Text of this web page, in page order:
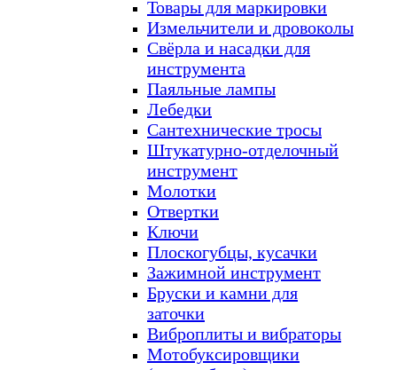
Товары для маркировки
Измельчители и дровоколы
Свёрла и насадки для
инструмента
Паяльные лампы
Лебедки
Сантехнические тросы
Штукатурно-отделочный
инструмент
Молотки
Отвертки
Ключи
Плоскогубцы, кусачки
Зажимной инструмент
Бруски и камни для
заточки
Виброплиты и вибраторы
Мотобуксировщики